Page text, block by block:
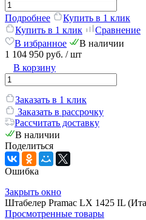
Подробнее
Купить в 1 клик
Купить в 1 клик
Сравнение
В избранное
В наличии
1 104 950 руб. / шт
В корзину
Заказать в 1 клик
Заказать в рассрочку
Рассчитать доставку
В наличии
Поделиться
Ошибка
Закрыть окно
Штабелер Pramac LX 1425 IL
Просмотренные товары